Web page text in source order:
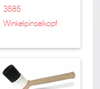
3585
Winkelpinselkopf